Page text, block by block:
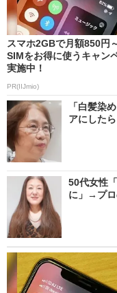
スマホ2GBで月額850円
SIMをお得に使うキャン
実施中！
PR(IIJmio)
「白髪染
アにした
50代女性
に」→プ